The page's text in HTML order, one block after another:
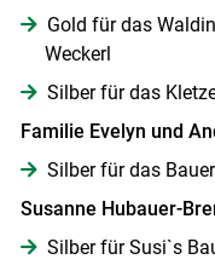
Gold für das
Weckerl
Silber für das
Familie Evelyn und
Silber für das
Susanne Hubauer-
Silber für Susi`s